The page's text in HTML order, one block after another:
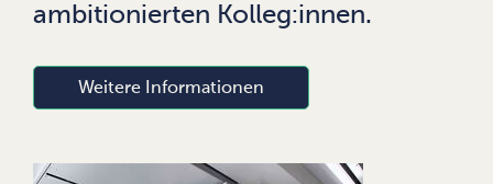
ambitionierten Kolleg:innen.
Weitere Informationen